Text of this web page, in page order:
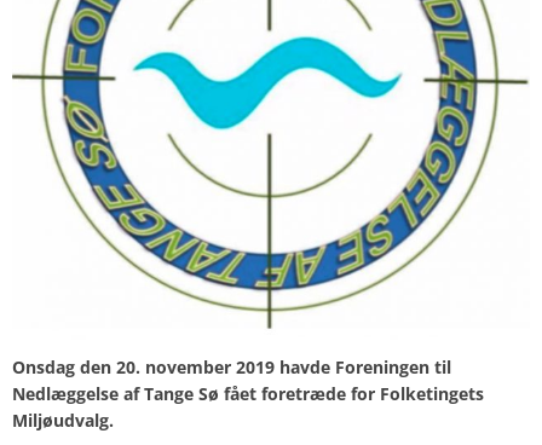
Onsdag den 20. november 2019 havde Foreningen til
Nedlæggelse af Tange Sø fået foretræde for Folketingets
Miljøudvalg.